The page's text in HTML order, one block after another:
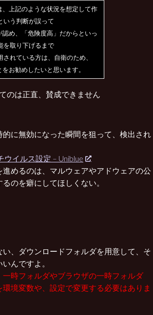
上記のような状況を想定して作
いう判断が誤って
め、「危険度高」だからといっ
を取り下げるまで
れている方は、自衛のため、
をお勧めしたいと思います。
のは正直、賛成できません
に無効になった瞬間を狙って、検出され
イルス設定 – Uniblue
めるのは、マルウェアやアドウェアの公
のを癖にしてほしくない。
、ダウンロードフォルダを用意して、そ
んですよ。
時フォルダやブラウザの一時フォルダ
境変数や、設定で変更する必要はありま